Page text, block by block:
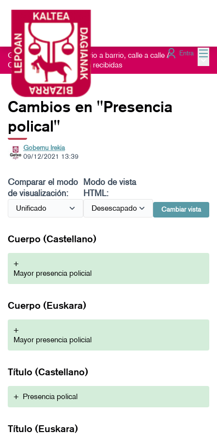
Entra
Getxo Txukun 2021 - Barrio a barrio, calle a calle /
Consulta las Sugerencias recibidas
Cambios en "Presencia
polical"
Gobernu Irekia
09/12/2021 13:39
Comparar el modo
de visualización:
Modo de vista
HTML:
Cambiar vista
Cuerpo (Castellano)
+
Mayor presencia policial
Cuerpo (Euskara)
+
Mayor presencia policial
Título (Castellano)
+ Presencia polical
Título (Euskara)